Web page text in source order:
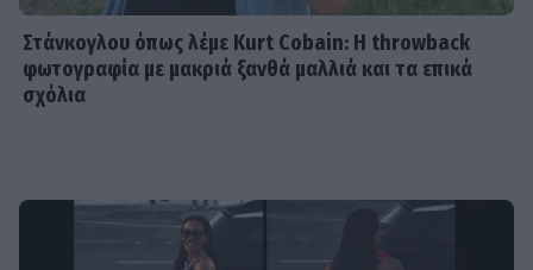
Στάνκογλου όπως λέμε Kurt Cobain: H throwback
φωτογραφία με μακριά ξανθά μαλλιά και τα επικά
σχόλια